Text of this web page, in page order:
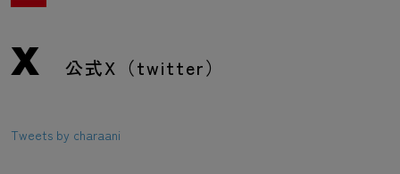
X 公式X（twitter）
Tweets by charaani